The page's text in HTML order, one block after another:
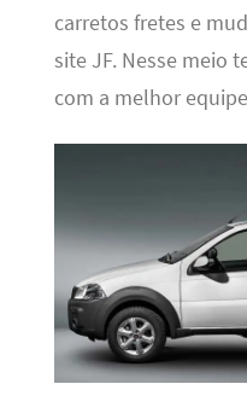
carretos fretes e
site JF. Nesse meio
com a melhor